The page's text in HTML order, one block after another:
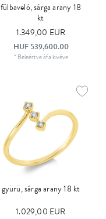
fülbaveló, sárga arany 18
kt
1.349,00 EUR
HUF 539,600.00
* Beleértve áfa kivéve
gyürü, sárga arany 18 kt
1.029,00 EUR